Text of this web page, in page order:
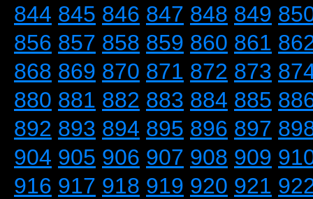
844 845 846 847 848 849
856 857 858 859 860 861
868 869 870 871 872 873
880 881 882 883 884 885
892 893 894 895 896 897
904 905 906 907 908 909
916 917 918 919 920 921